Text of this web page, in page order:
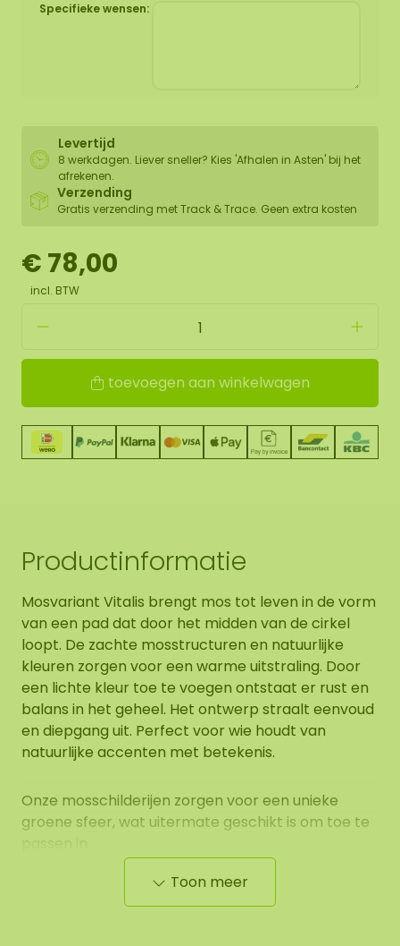
Specifieke wensen:
Levertijd
8 werkdagen. Liever sneller? Kies 'Afhalen in Asten' bij het
afrekenen.
Verzending
Gratis verzending met Track & Trace. Geen extra kosten
€ 78,00
incl. BTW
toevoegen aan winkelwagen
Productinformatie
Mosvariant Vitalis brengt mos tot leven in de vorm
van een pad dat door het midden van de cirkel
loopt. De zachte mosstructuren en natuurlijke
kleuren zorgen voor een warme uitstraling. Door
een lichte kleur toe te voegen ontstaat er rust en
balans in het geheel. Het ontwerp straalt eenvoud
en diepgang uit. Perfect voor wie houdt van
natuurlijke accenten met betekenis.
Onze mosschilderijen zorgen voor een unieke
groene sfeer, wat uitermate geschikt is om toe te
(leef)keukens/ontvangstruimtes/kantoorruimtes/
of boven de bank bij u thuis.
Toon meer